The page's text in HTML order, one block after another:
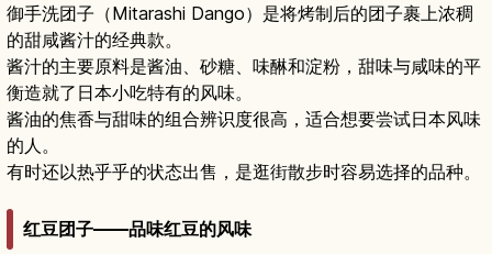
御手洗团子（Mitarashi Dango）是将烤制后的团子裹上浓稠
的甜咸酱汁的经典款。
酱汁的主要原料是酱油、砂糖、味醂和淀粉，甜味与咸味的平
衡造就了日本小吃特有的风味。
酱油的焦香与甜味的组合辨识度很高，适合想要尝试日本风味
的人。
有时还以热乎乎的状态出售，是逛街散步时容易选择的品种。
红豆团子——品味红豆的风味